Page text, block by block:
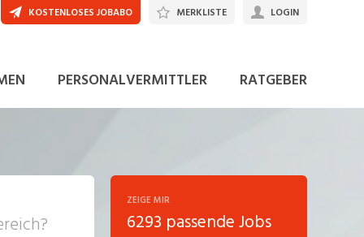
PERSONALVERMITTLER RATGEBER
KOSTENLOSES JOBABO MERKLISTE LOGIN
ZEIGE MIR
6293 passende Jobs
JETZT BEWERBEN